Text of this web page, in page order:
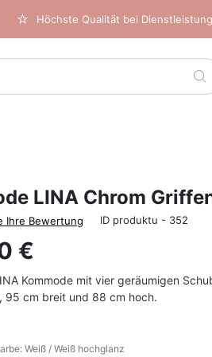
Höchste Qualität bei
LINA Chrom
Ihre Bewertung ID produktu - 352
€
Kommode mit vier geräumigen
95 cm breit und 88 cm hoch.
Weiß / Weiß hochglanz